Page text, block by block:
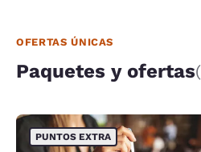
OFERTAS ÚNICAS
Paquetes y ofertas
PUNTOS EXTRA